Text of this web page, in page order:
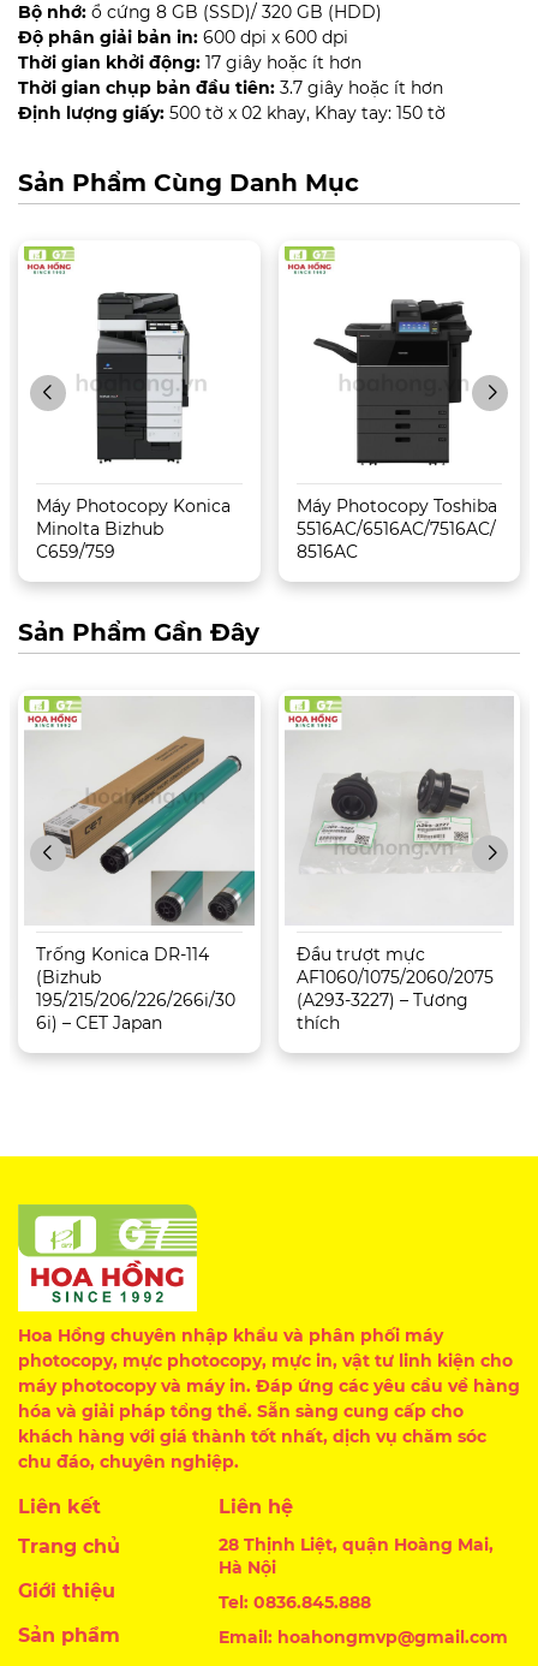
Bộ nhớ: ổ cứng 8 GB (SSD)/ 320 GB (HDD)
Độ phân giải bản in: 600 dpi x 600 dpi
Thời gian khởi động: 17 giây hoặc ít hơn
Thời gian chụp bản đầu tiên: 3.7 giây hoặc ít hơn
Định lượng giấy: 500 tờ x 02 khay, Khay tay: 150 tờ
Sản Phẩm Cùng Danh Mục
Máy Photocopy Konica
Minolta Bizhub
C659/759
Máy Photocopy Toshiba
5516AC/6516AC/7516AC/
8516AC
Sản Phẩm Gần Đây
Trống Konica DR-114
(Bizhub
195/215/206/226/266i/30
6i) – CET Japan
Đầu trượt mực
AF1060/1075/2060/2075
(A293-3227) – Tương
thích
Hoa Hồng chuyên nhập khẩu và phân phối máy
photocopy, mực photocopy, mực in, vật tư linh kiện cho
máy photocopy và máy in. Đáp ứng các yêu cầu về hàng
hóa và giải pháp tổng thể. Sẵn sàng cung cấp cho
khách hàng với giá thành tốt nhất, dịch vụ chăm sóc
chu đáo, chuyên nghiệp.
Liên kết
Trang chủ
Giới thiệu
Sản phẩm
Liên hệ
28 Thịnh Liệt, quận Hoàng Mai,
Hà Nội
Tel: 0836.845.888
Email: hoahongmvp@gmail.com